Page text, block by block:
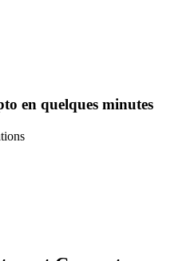
en quelques minutes